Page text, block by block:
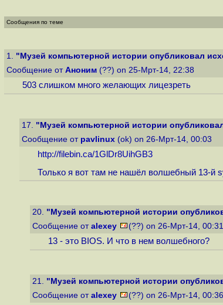
Сообщения по теме
1. "Музей компьютерной истории опубликовал
Сообщение от Аноним (??) on 25-Мрт-14, 22:38
503 слишком много желающих лицезреть
17. "Музей компьютерной истории
Сообщение от pavlinux (ok) on 26-Мрт-14, 00:03
http://filebin.ca/1GlDr8UihGB3
Только я вот там не нашёл волшебный 13-й
20. "Музей компьютерной истории
Сообщение от alexey (??) on 26-Мрт-14, 00:31
13 - это BIOS. И что в нем волшебного?
21. "Музей компьютерной истории
Сообщение от alexey (??) on 26-Мрт-14, 00:36